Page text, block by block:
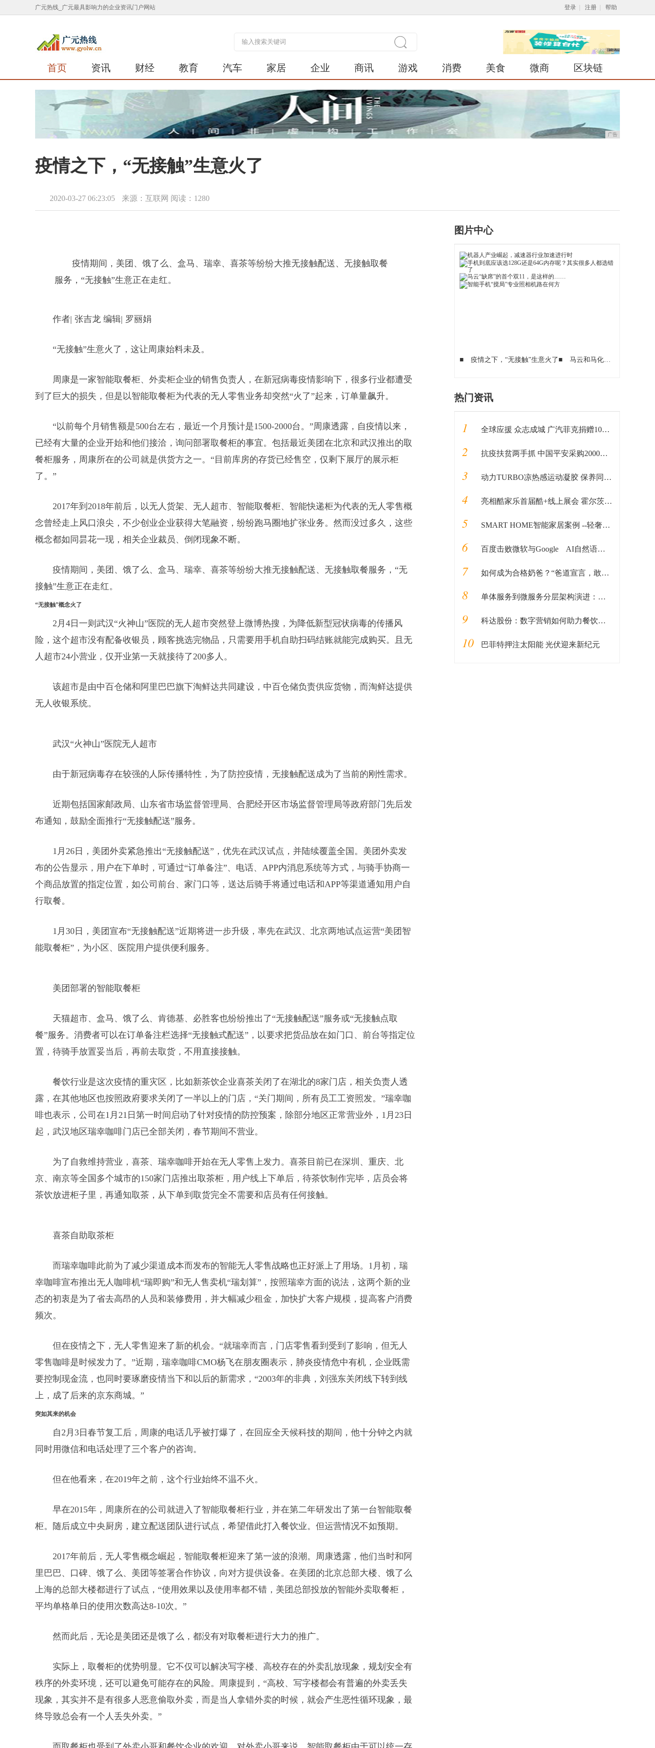
广元热线_广元最具影响力的企业资讯门户网站 登录 注册 帮助
首页 资讯 财经 教育 汽车 家居 企业 商讯 游戏 消费 美食 微商 区块链
广告
疫情之下，“无接触”生意火了
2020-03-27 06:23:05 来源：互联网 阅读：1280
疫情期间，美团、饿了么、盒马、瑞幸、喜茶等纷纷大推无接触配送、无接触取餐
服务，“无接触”生意正在走红。
作者| 张吉龙 编辑| 罗丽娟
“无接触”生意火了，这让周康始料未及。
周康是一家智能取餐柜、外卖柜企业的销售负责人，在新冠病毒疫情影响下，很多行业都遭受
到了巨大的损失，但是以智能取餐柜为代表的无人零售业务却突然“火了”起来，订单量飙升。
“以前每个月销售额是500台左右，最近一个月预计是1500-2000台。”周康透露，自疫情以来，
已经有大量的企业开始和他们接洽，询问部署取餐柜的事宜。包括最近美团在北京和武汉推出的取
餐柜服务，周康所在的公司就是供货方之一。“目前库房的存货已经售空，仅剩下展厅的展示柜
了。”
2017年到2018年前后，以无人货架、无人超市、智能取餐柜、智能快递柜为代表的无人零售概
念曾经走上风口浪尖，不少创业企业获得大笔融资，纷纷跑马圈地扩张业务。然而没过多久，这些
概念都如同昙花一现，相关企业裁员、倒闭现象不断。
疫情期间，美团、饿了么、盒马、瑞幸、喜茶等纷纷大推无接触配送、无接触取餐服务，“无
接触”生意正在走红。
“无接触”概念火了
2月4日一则武汉“火神山”医院的无人超市突然登上微博热搜，为降低新型冠状病毒的传播风
险，这个超市没有配备收银员，顾客挑选完物品，只需要用手机自助扫码结账就能完成购买。且无
人超市24小营业，仅开业第一天就接待了200多人。
该超市是由中百仓储和阿里巴巴旗下淘鲜达共同建设，中百仓储负责供应货物，而淘鲜达提供
无人收银系统。
武汉“火神山”医院无人超市
由于新冠病毒存在较强的人际传播特性，为了防控疫情，无接触配送成为了当前的刚性需求。
近期包括国家邮政局、山东省市场监督管理局、合肥经开区市场监督管理局等政府部门先后发
布通知，鼓励全面推行“无接触配送”服务。
1月26日，美团外卖紧急推出“无接触配送”，优先在武汉试点，并陆续覆盖全国。美团外卖发
布的公告显示，用户在下单时，可通过“订单备注”、电话、APP内消息系统等方式，与骑手协商一
个商品放置的指定位置，如公司前台、家门口等，送达后骑手将通过电话和APP等渠道通知用户自
行取餐。
1月30日，美团宣布“无接触配送”近期将进一步升级，率先在武汉、北京两地试点运营“美团智
能取餐柜”，为小区、医院用户提供便利服务。
美团部署的智能取餐柜
天猫超市、盒马、饿了么、肯德基、必胜客也纷纷推出了“无接触配送”服务或“无接触点取
餐”服务。消费者可以在订单备注栏选择“无接触式配送”，以要求把货品放在如门口、前台等指定位
置，待骑手放置妥当后，再前去取货，不用直接接触。
餐饮行业是这次疫情的重灾区，比如新茶饮企业喜茶关闭了在湖北的8家门店，相关负责人透
露，在其他地区也按照政府要求关闭了一半以上的门店，“关门期间，所有员工工资照发。”瑞幸咖
啡也表示，公司在1月21日第一时间启动了针对疫情的防控预案，除部分地区正常营业外，1月23日
起，武汉地区瑞幸咖啡门店已全部关闭，春节期间不营业。
为了自救维持营业，喜茶、瑞幸咖啡开始在无人零售上发力。喜茶目前已在深圳、重庆、北
京、南京等全国多个城市的150家门店推出取茶柜，用户线上下单后，待茶饮制作完毕，店员会将
茶饮放进柜子里，再通知取茶，从下单到取货完全不需要和店员有任何接触。
喜茶自助取茶柜
而瑞幸咖啡此前为了减少渠道成本而发布的智能无人零售战略也正好派上了用场。1月初，瑞
幸咖啡宣布推出无人咖啡机“瑞即购”和无人售卖机“瑞划算”，按照瑞幸方面的说法，这两个新的业
态的初衷是为了省去高昂的人员和装修费用，并大幅减少租金，加快扩大客户规模，提高客户消费
频次。
但在疫情之下，无人零售迎来了新的机会。“就瑞幸而言，门店零售看到受到了影响，但无人
零售咖啡是时候发力了。”近期，瑞幸咖啡CMO杨飞在朋友圈表示，肺炎疫情危中有机，企业既需
要控制现金流，也同时要琢磨疫情当下和以后的新需求，“2003年的非典，刘强东关闭线下转到线
上，成了后来的京东商城。”
突如其来的机会
自2月3日春节复工后，周康的电话几乎被打爆了，在回应全天候科技的期间，他十分钟之内就
同时用微信和电话处理了三个客户的咨询。
但在他看来，在2019年之前，这个行业始终不温不火。
早在2015年，周康所在的公司就进入了智能取餐柜行业，并在第二年研发出了第一台智能取餐
柜。随后成立中央厨房，建立配送团队进行试点，希望借此打入餐饮业。但运营情况不如预期。
2017年前后，无人零售概念崛起，智能取餐柜迎来了第一波的浪潮。周康透露，他们当时和阿
里巴巴、口碑、饿了么、美团等签署合作协议，向对方提供设备。在美团的北京总部大楼、饿了么
上海的总部大楼都进行了试点，“使用效果以及使用率都不错，美团总部投放的智能外卖取餐柜，
平均单格单日的使用次数高达8-10次。”
然而此后，无论是美团还是饿了么，都没有对取餐柜进行大力的推广。
实际上，取餐柜的优势明显。它不仅可以解决写字楼、高校存在的外卖乱放现象，规划安全有
秩序的外卖环境，还可以避免可能存在的风险。周康提到，“高校、写字楼都会有普遍的外卖丢失
现象，其实并不是有很多人恶意偷取外卖，而是当人拿错外卖的时候，就会产生恶性循环现象，最
终导致总会有一个人丢失外卖。”
图片中心
■ 疫情之下，“无接触”生意火了■ 马云和马化腾心里永远的痛
热门资讯
1 全球应援 众志成城 广汽菲克捐赠100万元物资助力抗“疫”
2 抗疫扶贫两手抓 中国平安采购2000万扶贫产品捐赠武汉
3 动力TURBO凉热感运动凝胶 保养同步运动更灵活
4 亮相酷家乐首届酷+线上展会 霍尔茨9大户型邀您抢鲜看！
5 SMART HOME智能家居案例 --轻奢、智慧家居先行者
6 百度击败微软与Google AI自然语言理解摘冠
7 如何成为合格奶爸？“爸道宣言，敢玩敢当”带娃妙招分享
8 单体服务到微服务分层架构演进：原来服务网关才是真爱
9 科达股份：数字营销如何助力餐饮企业实现数字化？
10 巴菲特押注太阳能 光伏迎来新纪元